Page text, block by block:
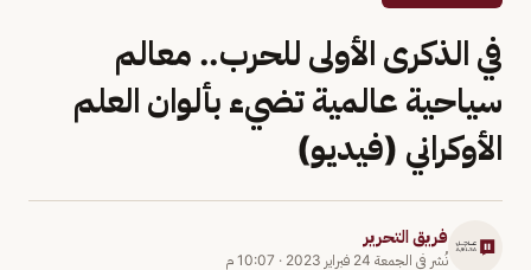
في الذكرى الأولى للحرب.. معالم
سياحية عالمية تضيء بألوان العلم
الأوكراني (فيديو)
فريق التحرير
نُشر في الجمعة 24 فبراير 2023 · 10:07 م